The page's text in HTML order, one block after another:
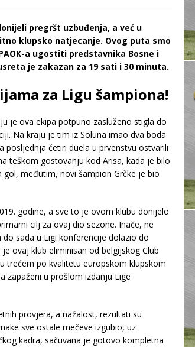
pregršt uzbuđenja, a već u
klupsko natjecanje. Ovog puta smo
a ugostiti predstavnika Bosne i
je zakazan za 19 sati i 30 minuta.
za Ligu šampiona!
je ova ekipa potpuno zasluženo stigla do
Na kraju je tim iz Soluna imao dva boda
posljednja četiri duela u prvenstvu ostvarili
teškom gostovanju kod Arisa, kada je bilo
međutim, novi šampion Grčke je bio
godine, a sve to je ovom klubu donijelo
cilj za ovaj dio sezone. Inače, ne
sada u Ligi konferencije dolazio do
ovaj klub eliminisan od belgijskog Club
trećem po kvalitetu europskom klupskom
zapaženi u prošlom izdanju Lige
provjera, a nažalost, rezultati su
sve ostale mečeve izgubio, uz
kadra, sačuvana je gotovo kompletna